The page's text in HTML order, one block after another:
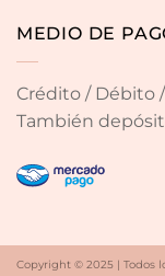
MEDIO DE
Crédito / Débito
También
Copyright © 2025 | Todos